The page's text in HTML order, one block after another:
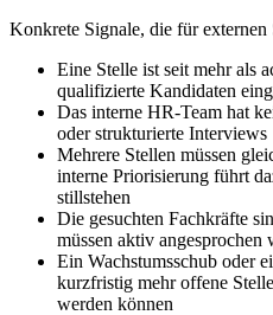
Konkrete Signale, die für externen
Eine Stelle ist seit mehr als
qualifizierte Kandidaten
Das interne HR-Team hat
oder strukturierte Interviews
Mehrere Stellen müssen
interne Priorisierung führt
stillstehen
Die gesuchten Fachkräfte
müssen aktiv angesprochen
Ein Wachstumsschub oder
kurzfristig mehr offene
werden können